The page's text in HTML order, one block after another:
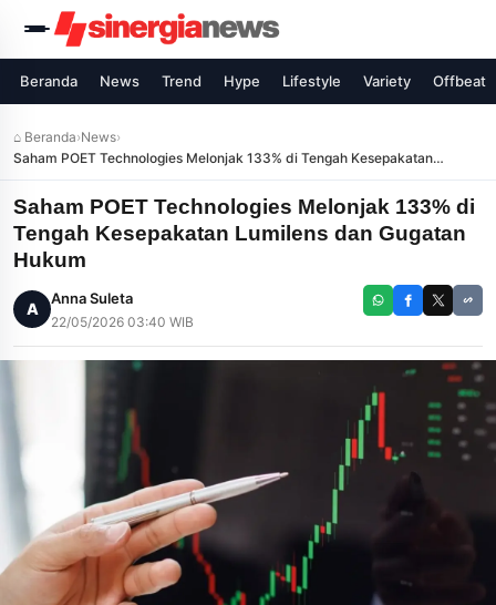
Beranda News Trend Hype Lifestyle Variety Offbeat
⌂ Beranda›News›
Saham POET Technologies Melonjak 133% di Tengah Kesepakatan
Lumilens dan Gugatan Hukum
Saham POET Technologies Melonjak 133% di
Tengah Kesepakatan Lumilens dan Gugatan
Hukum
A
Anna Suleta
22/05/2026 03:40 WIB